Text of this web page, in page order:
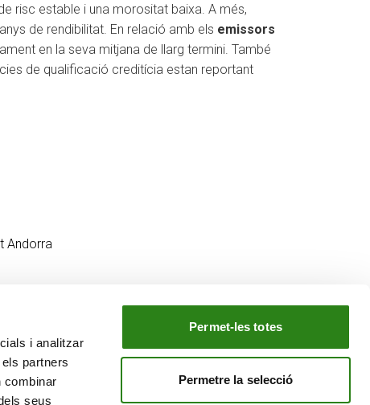
i analitzar
partners
combinar
seus
Permet-les totes
Permetre la selecció
risc estable i una morositat baixa. A més,
de rendibilitat. En relació amb els emissors
en la seva mitjana de llarg termini. També
de qualificació creditícia estan reportant
Andorra
EL NOSTRE GRUP